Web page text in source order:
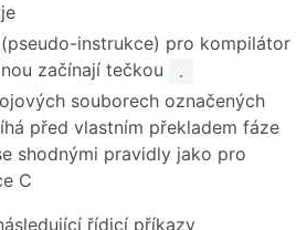
instrukce) pro kompilátor
začínají tečkou
.
souborech označených
před vlastním překladem fáze
shodnými pravidly jako pro
C
řídicí příkazy